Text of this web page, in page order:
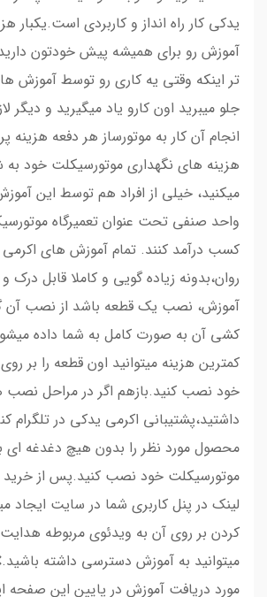
یدکی کار راه انداز و کاربردی است.یکبار
آموزش رو برای همیشه پیش خودتون
تر اینکه وقتی یه کاری رو توسط آموزش
جلو میبرید اون کارو یاد میگیرید و دیگر
انجام آن کار به موتورساز هر دفعه هزینه
هزینه های نگهداری موتورسیکلت خود
میکنید، خیلی از افراد هم توسط این
واحد صنفی تحت عنوان تعمیرگاه
کسب درآمد کنند. تمام آموزش های
روان،بدونه زیاده گویی و کاملا قابل درک
آموزش، نصب یک قطعه باشد از نصب آن
کشی آن به صورت کامل به شما داده
کمترین هزینه میتوانید اون قطعه را بر
خود نصب کنید.بازهم اگر در مراحل
داشتید،پشتیبانی اکرمی یدکی در تلگرام
محصول مورد نظر را بدون هیچ دغدغه ای
موتورسیکلت خود نصب کنید.پس از
لینک در پنل کاربری شما در سایت ایجاد
کردن بر روی آن به ویدئوی مربوطه
میتوانید به آموزش دسترسی داشته
مورد دریافت آموزش در پایین این صفحه